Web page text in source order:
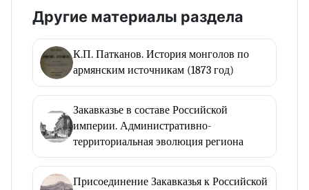
Другие материалы раздела
К.П. Патканов. История монголов по
армянским источникам (1873 год)
Закавказье в составе Российской
империи. Административно-
территориальная эволюция региона
Присоединение Закавказья к Российской